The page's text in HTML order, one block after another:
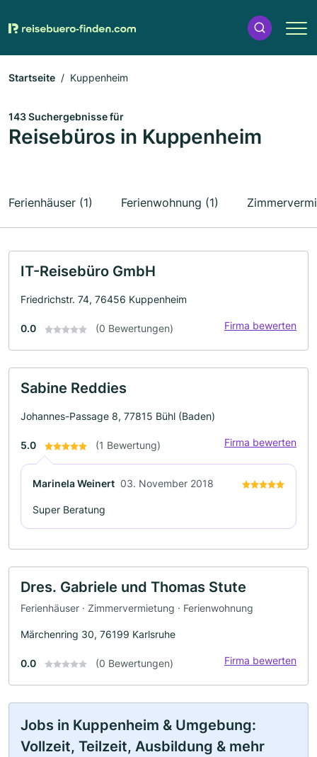
Startseite Kuppenheim
143 Suchergebnisse für
Reisebüros in Kuppenheim
Ferienhäuser (1) Ferienwohnung (1)
IT-Reisebüro GmbH
Friedrichstr. 74, 76456 Kuppenheim
0.0 (0 Bewertungen) Firma bewerten
Sabine Reddies
Johannes-Passage 8, 77815 Bühl (Baden)
5.0 (1 Bewertung) Firma bewerten
Marinela Weinert 03. November 2018
Super Beratung
Dres. Gabriele und Thomas Stute
Ferienhäuser · Zimmervermietung · Ferienwohnung
Märchenring 30, 76199 Karlsruhe
0.0 (0 Bewertungen) Firma bewerten
Jobs in Kuppenheim & Umgebung:
Vollzeit, Teilzeit, Ausbildung & mehr